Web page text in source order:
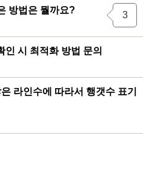
방법은 뭘까요? 3
시 최적화 방법 문의
라인수에 따라서 행갯수 표기